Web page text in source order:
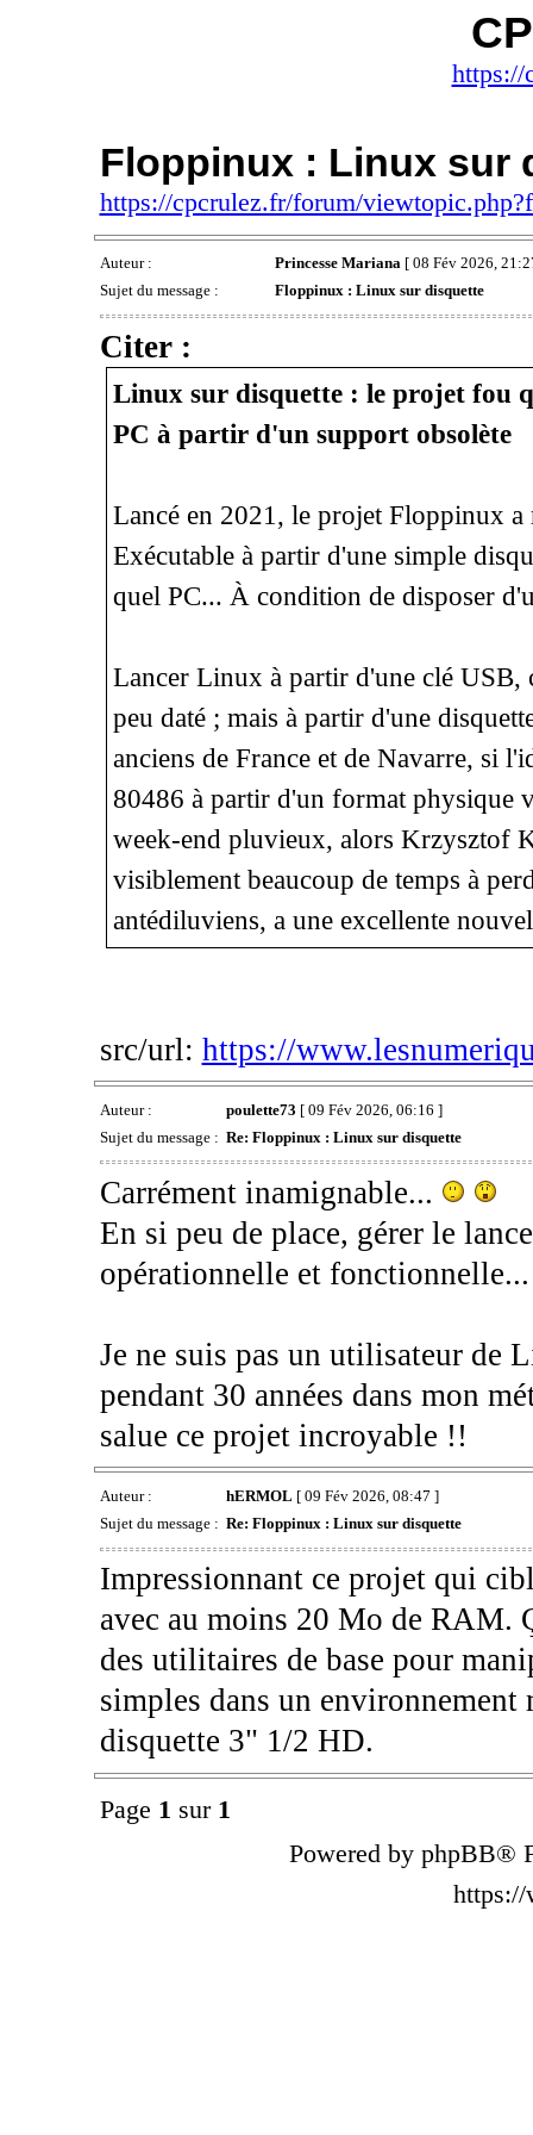
https://
Floppinux : Linux sur
https://cpcrulez.fr/forum/
Auteur : Princesse Mariana[ 08 Fév 2026,
Sujet du message :
Floppinux : Linux sur disquette
Citer :
Linux sur disquette : le projet fou
PC à partir d'un support obsolète
Lancé en 2021, le projet Floppinux a
Exécutable à partir d'une simple
quel PC... À condition de disposer
Lancer Linux à partir d'une clé USB,
peu daté ; mais à partir d'une
anciens de France et de Navarre, si
80486 à partir d'un format physique
week-end pluvieux, alors Krzysztof
visiblement beaucoup de temps à
antédiluviens, a une excellente
src/url: https://
Auteur : poulette73 [ 09 Fév 2026, 06:16 ]
Sujet du message : Re: Floppinux : Linux sur disquette
Carrément inamignable...
En si peu de place, gérer le
opérationnelle et
Je ne suis pas un utilisateur de
pendant 30 années dans mon
salue ce projet incroyable !!
Auteur : hERMOL [ 09 Fév 2026, 08:47 ]
Sujet du message : Re: Floppinux : Linux sur disquette
Impressionnant ce projet qui
avec au moins 20 Mo de RAM.
des utilitaires de base pour
simples dans un
disquette 3" 1/2 HD.
Page 1 sur 1
Powered by phpBB®
https://